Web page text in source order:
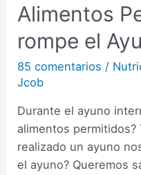
Alimentos
rompe el
85 comentarios /
Jcob
Durante el ayuno
alimentos
realizado un ayuno
el ayuno? Queremos